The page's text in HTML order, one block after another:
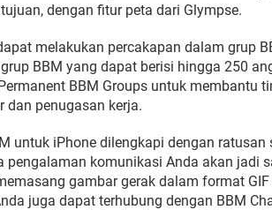
dengan fitur peta dari Glympse.
melakukan percakapan dalam grup
BBM yang dapat berisi hingga 250
BBM Groups untuk membantu
dan penugasan kerja.
untuk iPhone dilengkapi dengan ratusan
pengalaman komunikasi Anda akan jadi
gambar gerak dalam format
juga dapat terhubung dengan BBM